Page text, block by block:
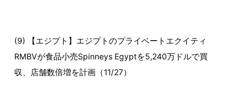
(9) 【エジプト】エジプトのプライベートエクイティ
RMBVが食品小売Spinneys Egyptを5,240万ドルで買
収、店舗数倍増を計画（11/27）